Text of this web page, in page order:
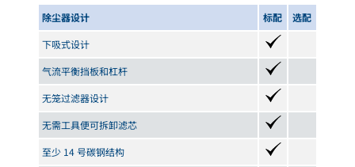
除尘器设计 标配
选配
下吸式设计
气流平衡挡板和杠杆
无笼过滤器设计
无需工具便可拆卸滤芯
至少 14 号碳钢结构